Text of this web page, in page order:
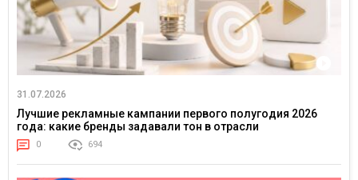
31.07.2026
Лучшие рекламные кампании первого полугодия 2026
года: какие бренды задавали тон в отрасли
0 694